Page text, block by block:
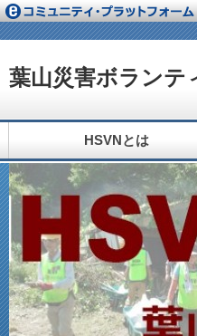
葉山災害ボランテ
HSVNとは